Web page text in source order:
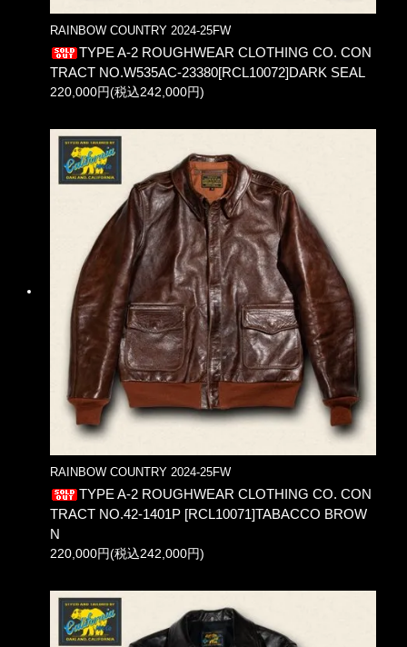
RAINBOW COUNTRY 2024-25FW
TYPE A-2 ROUGHWEAR CLOTHING CO. CON
TRACT NO.W535AC-23380[RCL10072]DARK SEAL
220,000円(税込242,000円)
RAINBOW COUNTRY 2024-25FW
TYPE A-2 ROUGHWEAR CLOTHING CO. CON
TRACT NO.42-1401P [RCL10071]TABACCO BROW
N
220,000円(税込242,000円)